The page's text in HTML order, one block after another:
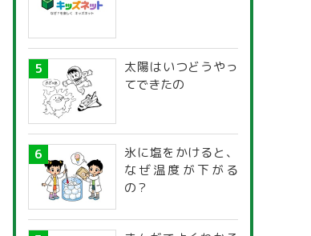
太陽はいつどうやっ
てできたの
氷に塩をかけると、
なぜ温度が下がる
の？